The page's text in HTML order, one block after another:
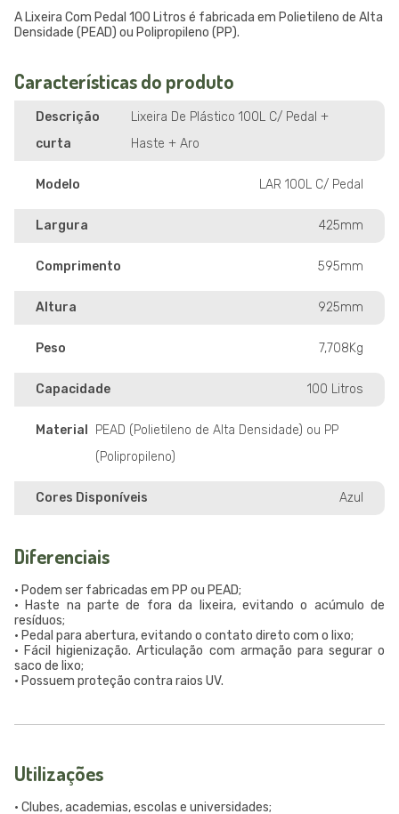
A Lixeira Com Pedal 100 Litros é fabricada em Polietileno de Alta
Densidade (PEAD) ou Polipropileno (PP).
Características do produto
Descrição
curta
Lixeira De Plástico 100L C/ Pedal +
Haste + Aro
Modelo LAR 100L C/ Pedal
Largura 425mm
Comprimento 595mm
Altura 925mm
Peso 7,708Kg
Capacidade 100 Litros
Material
PEAD (Polietileno de Alta Densidade) ou PP
(Polipropileno)
Cores Disponíveis Azul
Diferenciais
• Podem ser fabricadas em PP ou PEAD;
• Haste na parte de fora da lixeira, evitando o acúmulo de
resíduos;
• Pedal para abertura, evitando o contato direto com o lixo;
• Fácil higienização. Articulação com armação para segurar o
saco de lixo;
• Possuem proteção contra raios UV.
Utilizações
• Clubes, academias, escolas e universidades;